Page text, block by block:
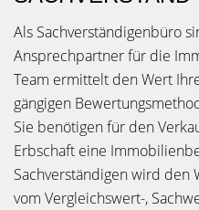
Als Sachverständigenbüro
Ansprechpartner für die
Team ermittelt den Wert
gängigen
Sie benötigen für den
Erbschaft eine
Sachverständigen wird den
vom Vergleichswert-,